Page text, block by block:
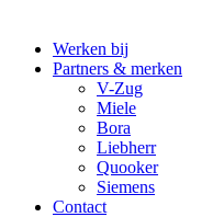
Werken bij
Partners & merken
V-Zug
Miele
Bora
Liebherr
Quooker
Siemens
Contact